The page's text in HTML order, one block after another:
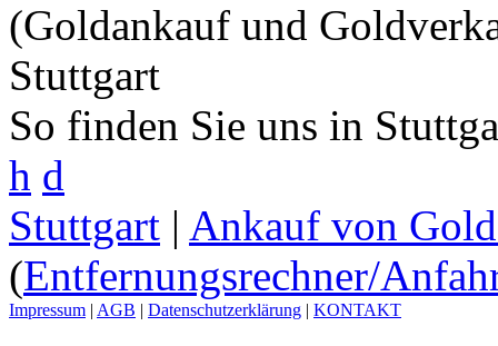
(Goldankauf und
Stuttgart
So finden Sie uns in
h d
Stuttgart | Ankauf von
(Entfernungsrechner/
Impressum | AGB | Datenschutzerklärung | KONTAKT